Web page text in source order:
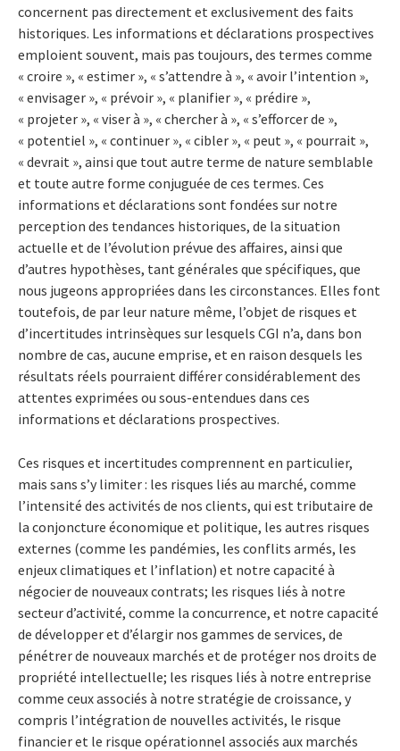
concernent pas directement et exclusivement des faits
historiques. Les informations et déclarations prospectives
emploient souvent, mais pas toujours, des termes comme
« croire », « estimer », « s’attendre à », « avoir l’intention »,
« envisager », « prévoir », « planifier », « prédire »,
« projeter », « viser à », « chercher à », « s’efforcer de »,
« potentiel », « continuer », « cibler », « peut », « pourrait »,
« devrait », ainsi que tout autre terme de nature semblable
et toute autre forme conjuguée de ces termes. Ces
informations et déclarations sont fondées sur notre
perception des tendances historiques, de la situation
actuelle et de l’évolution prévue des affaires, ainsi que
d’autres hypothèses, tant générales que spécifiques, que
nous jugeons appropriées dans les circonstances. Elles font
toutefois, de par leur nature même, l’objet de risques et
d’incertitudes intrinsèques sur lesquels CGI n’a, dans bon
nombre de cas, aucune emprise, et en raison desquels les
résultats réels pourraient différer considérablement des
attentes exprimées ou sous-entendues dans ces
informations et déclarations prospectives.
Ces risques et incertitudes comprennent en particulier,
mais sans s’y limiter : les risques liés au marché, comme
l’intensité des activités de nos clients, qui est tributaire de
la conjoncture économique et politique, les autres risques
externes (comme les pandémies, les conflits armés, les
enjeux climatiques et l’inflation) et notre capacité à
négocier de nouveaux contrats; les risques liés à notre
secteur d’activité, comme la concurrence, et notre capacité
de développer et d’élargir nos gammes de services, de
pénétrer de nouveaux marchés et de protéger nos droits de
propriété intellectuelle; les risques liés à notre entreprise
comme ceux associés à notre stratégie de croissance, y
compris l’intégration de nouvelles activités, le risque
financier et le risque opérationnel associés aux marchés